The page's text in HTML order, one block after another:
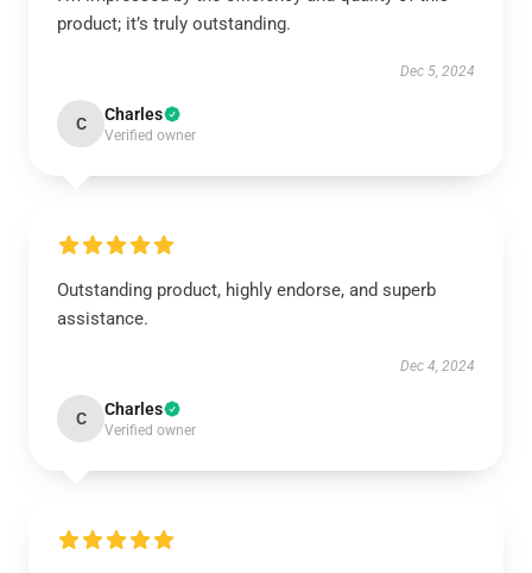
product; it’s truly outstanding.
Dec 5, 2024
C Charles
Verified owner
Outstanding product, highly endorse, and superb
assistance.
Dec 4, 2024
C Charles
Verified owner